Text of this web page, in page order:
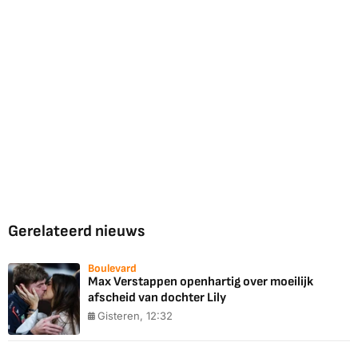
Gerelateerd nieuws
Boulevard
Max Verstappen openhartig over moeilijk
afscheid van dochter Lily
Gisteren, 12:32